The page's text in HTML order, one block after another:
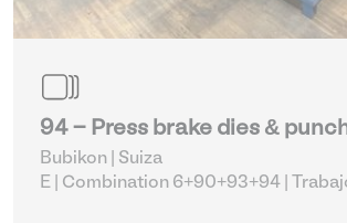
94 - Press brake dies &
Bubikon | Suiza
E | Combination 6+90+93+94